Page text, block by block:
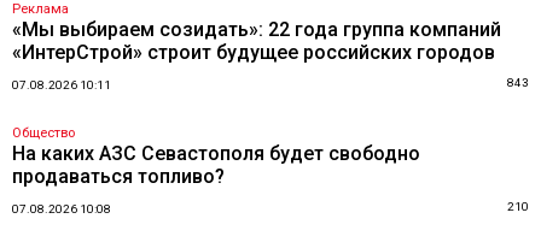
Реклама
«Мы выбираем созидать»: 22 года группа компаний
«ИнтерСтрой» строит будущее российских городов
07.08.2026 10:11 843
Общество
На каких АЗС Севастополя будет свободно
продаваться топливо?
07.08.2026 10:08 210